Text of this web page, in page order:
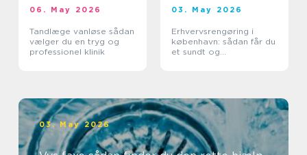
06. May 2026
Tandlæge vanløse sådan
vælger du en tryg og
professionel klinik
03. May 2026
Erhvervsrengøring i
københavn: sådan får du
et sundt og
03. May 2026